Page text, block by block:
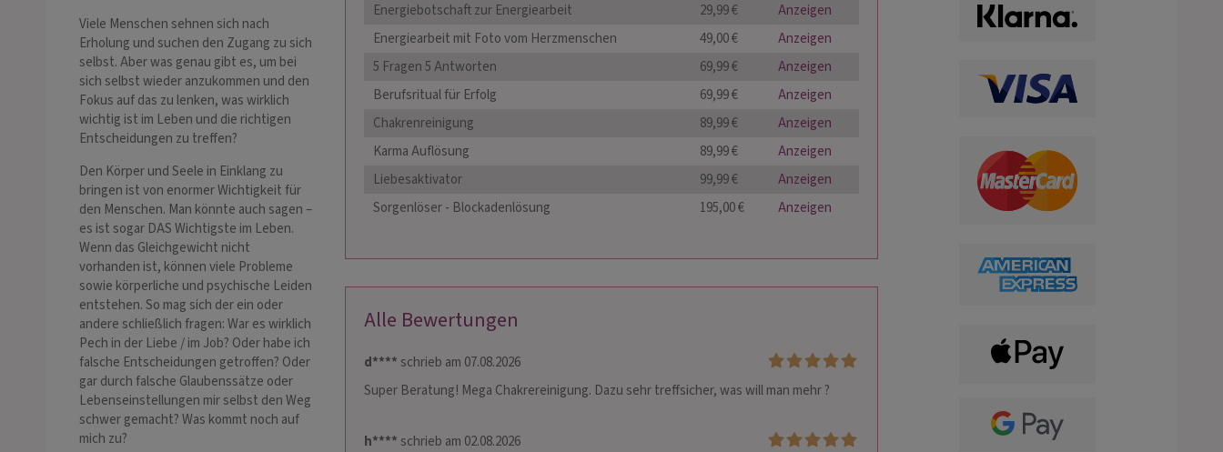
Viele Menschen sehnen sich nach
Erholung und suchen den Zugang zu sich
selbst. Aber was genau gibt es, um bei
sich selbst wieder anzukommen und den
Fokus auf das zu lenken, was wirklich
wichtig ist im Leben und die richtigen
Entscheidungen zu treffen?
Den Körper und Seele in Einklang zu
bringen ist von enormer Wichtigkeit für
den Menschen. Man könnte auch sagen –
es ist sogar DAS Wichtigste im Leben.
Wenn das Gleichgewicht nicht
vorhanden ist, können viele Probleme
sowie körperliche und psychische Leiden
entstehen. So mag sich der ein oder
andere schließlich fragen: War es wirklich
Pech in der Liebe / im Job? Oder habe ich
falsche Entscheidungen getroffen? Oder
gar durch falsche Glaubenssätze oder
Lebenseinstellungen mir selbst den Weg
schwer gemacht? Was kommt noch auf
mich zu?
Energiebotschaft zur Energiearbeit
29,99 €
Anzeigen
Energiearbeit mit Foto vom Herzmenschen
49,00 €
Anzeigen
5 Fragen 5 Antworten
69,99 €
Anzeigen
Berufsritual für Erfolg
69,99 €
Anzeigen
Chakrenreinigung
89,99 €
Anzeigen
Karma Auflösung
89,99 €
Anzeigen
Liebesaktivator
99,99 €
Anzeigen
Sorgenlöser - Blockadenlösung
195,00 € Anzeigen
Alle Bewertungen
d****schrieb am 07.08.2026
Super Beratung! Mega Chakrereinigung. Dazu sehr treffsicher, was will man mehr ?
h****schrieb am 02.08.2026